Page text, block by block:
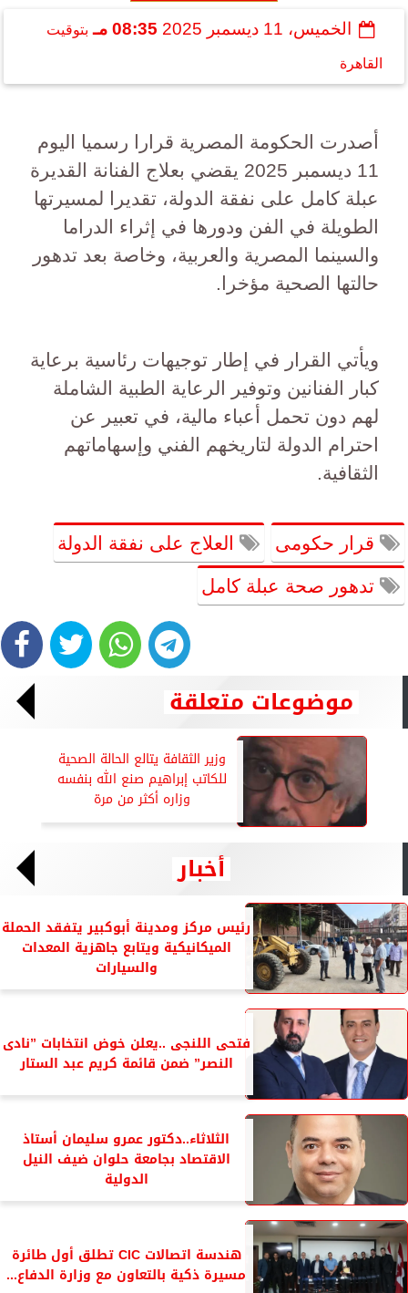
الخميس، 11 ديسمبر 2025 08:35 مـ بتوقيت
القاهرة
أصدرت الحكومة المصرية قرارا رسميا اليوم
11 ديسمبر 2025 يقضي بعلاج الفنانة القديرة
عبلة كامل على نفقة الدولة، تقديرا لمسيرتها
الطويلة في الفن ودورها في إثراء الدراما
والسينما المصرية والعربية، وخاصة بعد تدهور
حالتها الصحية مؤخرا.
ويأتي القرار في إطار توجيهات رئاسية برعاية
كبار الفنانين وتوفير الرعاية الطبية الشاملة
لهم دون تحمل أعباء مالية، في تعبير عن
احترام الدولة لتاريخهم الفني وإسهاماتهم
الثقافية.
قرار حكومى العلاج على نفقة الدولة
تدهور صحة عبلة كامل
موضوعات متعلقة
وزير الثقافة يتالع الحالة الصحية
للكاتب إبراهيم صنع الله بنفسه
وزاره أكثر من مرة
أخبار
رئيس مركز ومدينة أبوكبير يتفقد الحملة
الميكانيكية ويتابع جاهزية المعدات
والسيارات
فتحى اللنجى ..يعلن خوض انتخابات ”نادى
النصر” ضمن قائمة كريم عبد الستار
الثلاثاء..دكتور عمرو سليمان أستاذ
الاقتصاد بجامعة حلوان ضيف النيل
الدولية
هندسة اتصالات CIC تطلق أول طائرة
مسيرة ذكية بالتعاون مع وزارة الدفاع...